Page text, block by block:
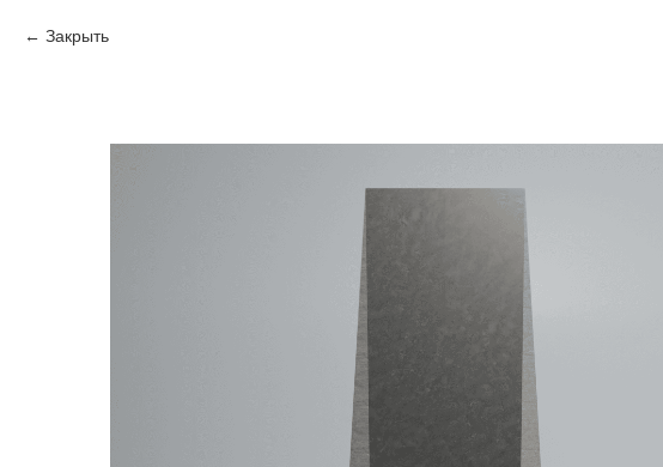
Закрыть